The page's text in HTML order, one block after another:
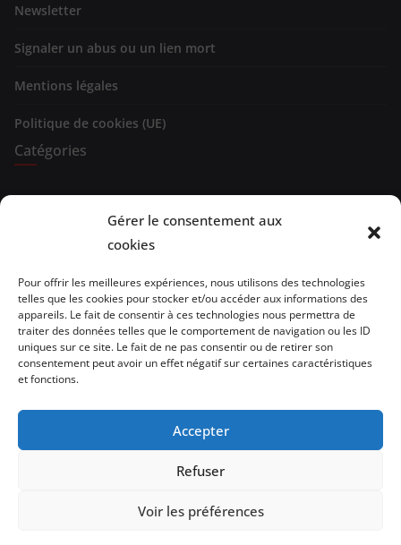
Gérer le consentement aux
cookies
Pour offrir les meilleures expériences, nous utilisons des technologies
telles que les cookies pour stocker et/ou accéder aux informations des
appareils. Le fait de consentir à ces technologies nous permettra de
traiter des données telles que le comportement de navigation ou les ID
uniques sur ce site. Le fait de ne pas consentir ou de retirer son
consentement peut avoir un effet négatif sur certaines caractéristiques
et fonctions.
Accepter
Refuser
Voir les préférences
Newsletter
Signaler un abus ou un lien mort
Mentions légales
Politique de cookies (UE)
Catégories
Expositions
Evénements
Brèves de lecture
Opinion
Artistes